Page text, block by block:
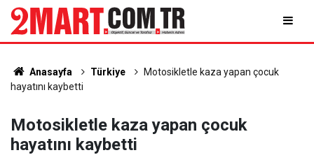
Anasayfa Türkiye
Motosikletle kaza yapan çocuk
hayatını kaybetti
Motosikletle kaza yapan çocuk
hayatını kaybetti